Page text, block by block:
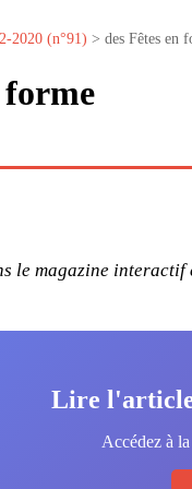
2020 (n°91) > des Fêtes en
forme
le magazine interactif
Lire
Accédez à